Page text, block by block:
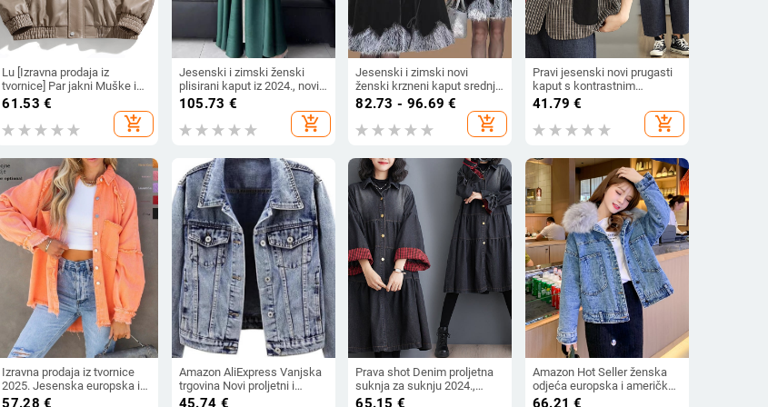
Lu [Izravna prodaja iz
tvornice] Par jakni Muške i
ženske labave kožne
motociklističke jakne Muška
zgodna hip-hop europska i
američka ulična odjeća
61.53 €
add_shopping_cart
Jesenski i zimski ženski
plisirani kaput iz 2024., novi
kaput za Europu i Sjedinjene
Države, prekogranični modni
temperament, prošireni
105.73 €
add_shopping_cart
Jesenski i zimski novi
ženski krzneni kaput srednje
duljine u korejskom stilu s
ovratnikom od umjetnog
lisičjeg krzna i zadebljanim
baršunom od nerca, ženski
82.73 - 96.69 €
add_shopping_cart
Pravi jesenski novi prugasti
kaput s kontrastnim
šavovima i džepovima, malo
odijelo, ležeran i svestran top
41.79 €
add_shopping_cart
Izravna prodaja iz tvornice
2025. Jesenska europska i
američka traper jakna dugih
57.28 €
Amazon AliExpress Vanjska
trgovina Novi proljetni i
jesenski modni uski traper
45.74 €
Prava shot Denim proljetna
suknja za suknju 2024.,
ležerna, široka traper haljina
65.15 €
Amazon Hot Seller ženska
odjeća europska i američka
prekogranična trgovina runo
66.21 €